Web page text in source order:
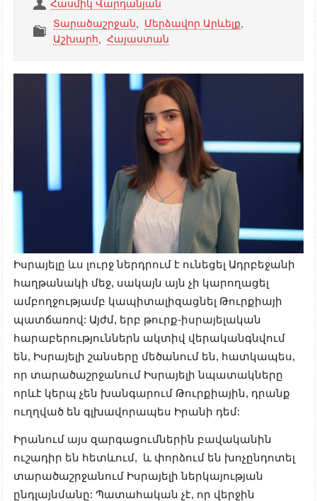
Հասմիկ Վարդանյան
Տարածաշրջան
Մերձավոր Արևելք
Աշխարհ
Հայաստան
Իսրայելը ևս լուրջ ներդրում է ունեցել Ադրբեջանի
հաղթանակի մեջ, սակայն այն չի կարողացել
ամբողջությամբ կապիտալիզացնել Թուրքիայի
պատճառով: Այժմ, երբ թուրք-իսրայելական
հարաբերություններն ակտիվ վերականգնվում
են, Իսրայելի շանսերը մեծանում են, հատկապես,
որ տարածաշրջանում Իսրայելի նպատակները
որևէ կերպ չեն խանգարում Թուրքիային, դրանք
ուղղված են գլխավորապես Իրանի դեմ:
Իրանում այս զարգացումներին բավականին
ուշադիր են հետևում, և փորձում են խոչընդոտել
տարածաշրջանում Իսրայելի ներկայության
ընդլայնմանը: Պատահական չէ, որ վերջին